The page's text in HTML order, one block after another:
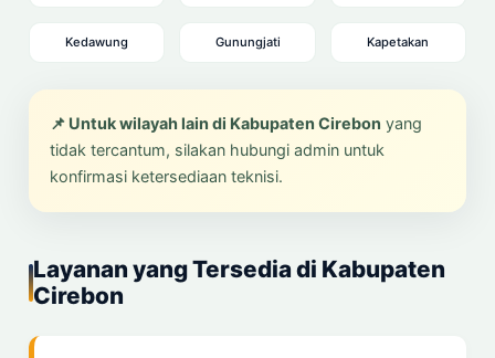
Kedawung Gunungjati Kapetakan
📌 Untuk wilayah lain di Kabupaten Cirebon yang
tidak tercantum, silakan hubungi admin untuk
konfirmasi ketersediaan teknisi.
Layanan yang Tersedia di Kabupaten
Cirebon